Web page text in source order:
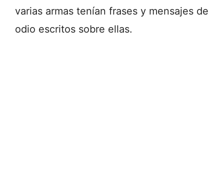
varias armas tenían frases y mensajes de
odio escritos sobre ellas.